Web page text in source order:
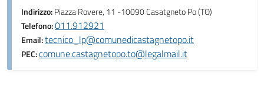
Indirizzo:Piazza Rovere, 11 -10090 Casatgneto Po (TO)
Telefono:011.912921
Email:tecnico_lp@comunedicastagnetopo.it
PEC:comune.castagnetopo.to@legalmail.it